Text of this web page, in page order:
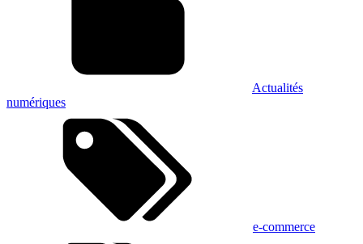
Actualités
numériques
e-commerce